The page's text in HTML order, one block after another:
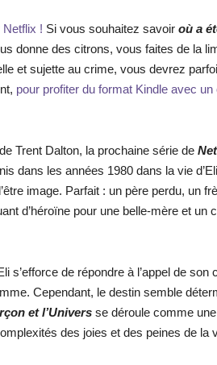
Netflix ! Si vous souhaitez savoir où a
donne des citrons, vous faites de la
et sujette au crime, vous devrez
pour profiter du format Kindle avec
Trent Dalton, la prochaine série de
dans les années 1980 dans la vie
image. Parfait : un père perdu, un
d’héroïne pour une belle-mère et un
s’efforce de répondre à l’appel de
Cependant, le destin semble
et l’Univers se déroule comme
des joies et des peines de la